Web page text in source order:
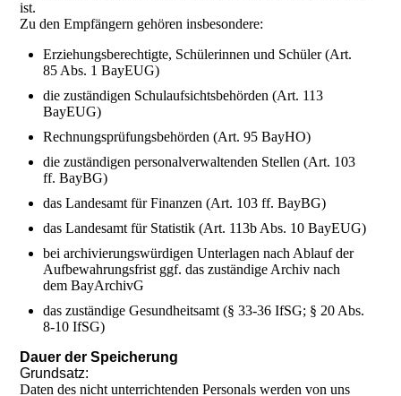
ist.
Zu den Empfängern gehören insbesondere:
Erziehungsberechtigte, Schülerinnen und Schüler (Art.
85 Abs. 1 BayEUG)
die zuständigen Schulaufsichtsbehörden (Art. 113
BayEUG)
Rechnungsprüfungsbehörden (Art. 95 BayHO)
die zuständigen personalverwaltenden Stellen (Art. 103
ff. BayBG)
das Landesamt für Finanzen (Art. 103 ff. BayBG)
das Landesamt für Statistik (Art. 113b Abs. 10 BayEUG)
bei archivierungswürdigen Unterlagen nach Ablauf der
Aufbewahrungsfrist ggf. das zuständige Archiv nach
dem BayArchivG
das zuständige Gesundheitsamt (§ 33-36 IfSG; § 20 Abs.
8-10 IfSG)
Dauer der Speicherung
Grundsatz:
Daten des nicht unterrichtenden Personals werden von uns